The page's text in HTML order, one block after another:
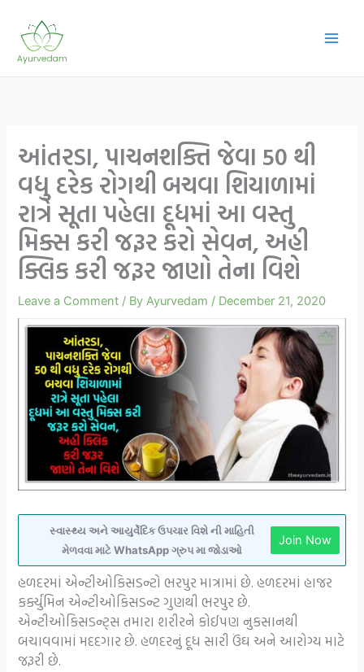
content
આંતરડા, પાચનશક્તિ જેવા 50 થી
વધુ દરેક રોગથી બચવા શિયાળામાં
રાત્રે સૂતા પહેલા દૂધમાં આ વસ્તુ
મિક્સ કરી જરૂર કરો સેવન, અહી
ક્લિક કરી જરૂર જાણો તેના વિશે
Leave a Comment / ByAyurvedam / December 21, 2020
સ્વાસ્થ્ય અને આયુર્વેદિક ઉપચાર વિશે ની માહિતી
મેળવવા માટે WhatsApp ગ્રુપ મા જોડાઓ
Join Now
હળદરમાં એન્ટીઓકિસડન્ટો ભરપુર માત્રામાં છે. હળદરમાં હાજર
કર્ક્યુમિન એન્ટીઓકિસડન્ટ ગુણથી ભરપુર છે.
એન્ટીઓકિસડન્ટ્સ તમારા શરીરને કોઈપણ નુકસાનથી
બચાવવામાં મદદગાર છે. હળદરનું દૂધ સારી ઉંઘ અને આરોગ્ય માટે
જરૂરી છે.